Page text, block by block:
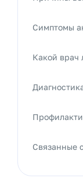
Симптомы
Какой врач
Связанные